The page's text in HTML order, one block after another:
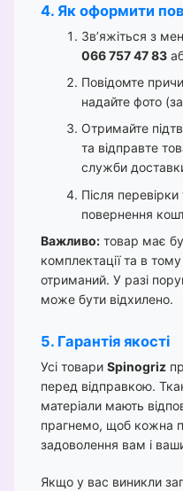
4. Як оформити
Зв’яжіться з
066 757 47 83
Повідомте
надайте фото
Отримайте
та відправте
служби
Після
повернення
Важливо: товар має
комплектації та в
отриманий. У разі
може бути відхилено.
5. Гарантія якості
Усі товари Spinogriz
перед відправкою.
матеріали мають
прагнемо, щоб кожна
задоволення вам і
Якщо у вас виникли